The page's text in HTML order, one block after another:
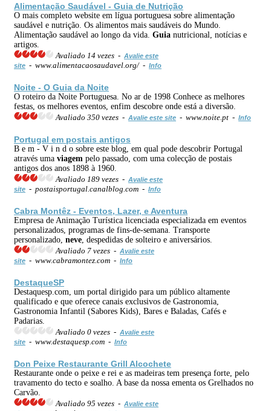
Alimentação Saudável - Guia de Nutrição
O mais completo website em lígua portuguesa sobre alimentação
saudável e nutrição. Os alimentos mais saudáveis do Mundo.
Alimentação saudável ao longo da vida. Guia nutricional, notícias e
artigos.
Avaliado 14 vezes - Avalie este
site - www.alimentacaosaudavel.org/ - Info
Noite - O Guia da Noite
O roteiro da Noite Portuguesa. No ar de 1998 Conhece as melhores
festas, os melhores eventos, enfim descobre onde está a diversão.
Avaliado 350 vezes - Avalie este site - www.noite.pt - Info
Portugal em postais antigos
B e m - V i n d o sobre este blog, em qual pode descobrir Portugal
através uma viagem pelo passado, com uma colecção de postais
antigos dos anos 1898 à 1960.
Avaliado 189 vezes - Avalie este
site - postaisportugal.canalblog.com - Info
Cabra Montêz - Eventos, Lazer, e Aventura
Empresa de Animação Turística licenciada especializada em eventos
personalizados, programas de fins-de-semana. Transporte
personalizado, neve , despedidas de solteiro e aniversários.
Avaliado 7 vezes - Avalie este
site - www.cabramontez.com - Info
DestaqueSP
Destaquesp.com, um portal dirigido para um público altamente
qualificado e que oferece canais exclusivos de Gastronomia,
Gastronomia Infantil (Sabores Kids), Bares e Baladas, Cafés e
Padarias.
Avaliado 0 vezes - Avalie este
site - www.destaquesp.com - Info
Don Peixe Restaurante Grill Alcochete
Restaurante onde o peixe e rei e as madeiras tem presença forte, pelo
travamento do tecto e soalho. A base da nossa ementa os Grelhados no
Carvão.
Avaliado 95 vezes - Avalie este